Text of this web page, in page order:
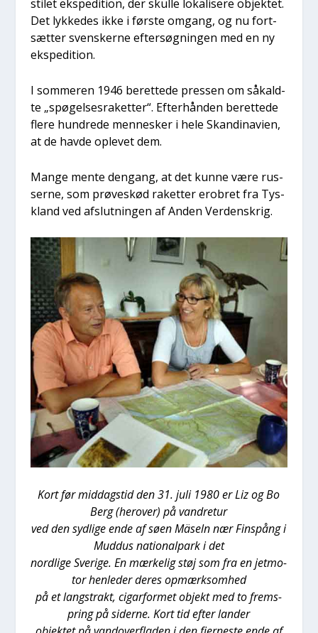
stilet eks­pe­di­tion, der skul­le loka­li­se­re objek­tet.
Det lyk­ke­des ikke i før­ste omgang, og nu fort­
sæt­ter sven­sker­ne efter­søg­nin­gen med en ny
eks­pe­di­tion.
I som­me­ren 1946 beret­te­de pres­sen om såkald­
te „spø­gel­ses­ra­ket­ter“. Efter­hån­den beret­te­de
fle­re hund­re­de men­ne­sker i hele Skan­di­navi­en,
at de hav­de ople­vet dem.
Man­ge men­te den­gang, at det kun­ne være rus­
ser­ne, som prø­ve­s­kød raket­ter ero­bret fra Tys­
kland ved afslut­nin­gen af Anden Ver­denskrig.
Kort før mid­dags­tid den 31. juli 1980 er Liz og Bo
Berg (her­over) på van­dre­tur
ved den syd­li­ge ende af søen Mäseln nær Fin­spå­ng i
Mud­dus natio­nal­park i det
nord­li­ge Sve­ri­ge. En mær­ke­lig støj som fra en jet­mo­
tor hen­le­der deres opmærk­som­hed
på et langstrakt, cigar­for­met objekt med to frem­s­
pring på sider­ne. Kort tid efter lan­der